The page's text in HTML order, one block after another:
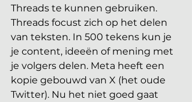
Threads te kunnen gebruiken.
Threads focust zich op het delen
van teksten. In 500 tekens kun je
je content, ideeën of mening met
je volgers delen. Meta heeft een
kopie gebouwd van X (het oude
Twitter). Nu het niet goed gaat